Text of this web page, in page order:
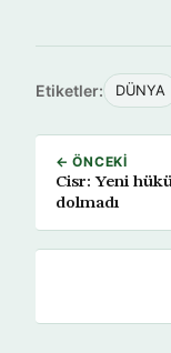
Etiketler: DÜNYA
← ÖNCEKI
Cisr: Yeni
dolmadı